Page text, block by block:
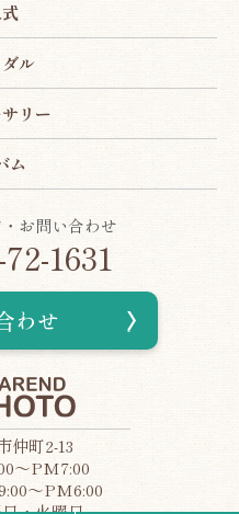
仲町2-13
～PM7:00
～PM6:00
ル
リー
ム
お問い合わせ
1631
わせ